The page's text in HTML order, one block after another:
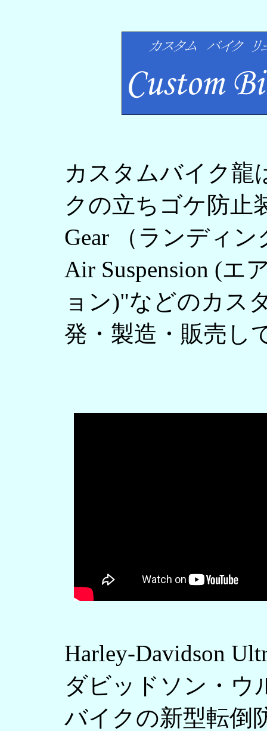
カスタムバイク龍
クの立ちゴケ防止
Gear （ランディ
Air Suspension (エ
ョン)"などのカス
発・製造・販売し
Harley-Davidson
ダビッドソン・ウ
バイクの新型転倒